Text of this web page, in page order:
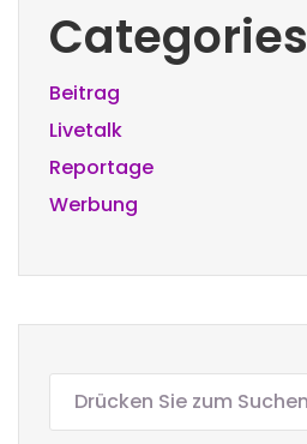
Categories
Beitrag
Livetalk
Reportage
Werbung